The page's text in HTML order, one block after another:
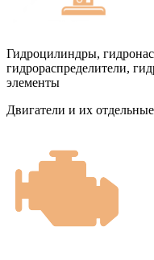
Гидроцилиндры,
гидрораспределители,
элементы
Двигатели и их